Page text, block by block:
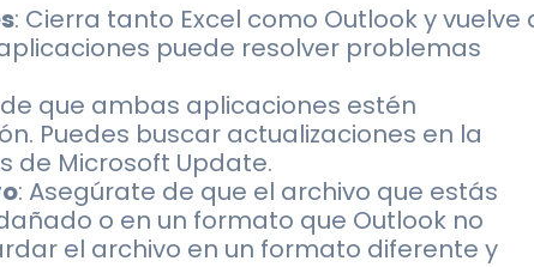
: Cierra tanto Excel como Outlook y vuelve
puede resolver problemas
que ambas aplicaciones estén
Puedes buscar actualizaciones en la
de Microsoft Update.
: Asegúrate de que el archivo que estás
o en un formato que Outlook no
el archivo en un formato diferente y